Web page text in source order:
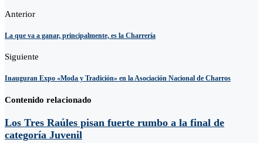
Anterior
La que va a ganar, principalmente, es la Charrería
Siguiente
Inauguran Expo «Moda y Tradición» en la Asociación Nacional de Charros
Contenido relacionado
Los Tres Raúles pisan fuerte rumbo a la final de
categoría Juvenil